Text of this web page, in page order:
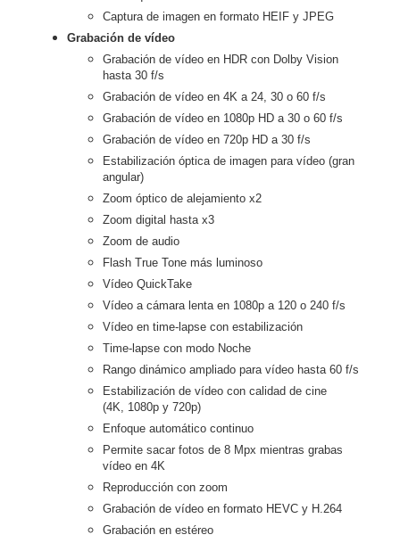
Captura de imagen en formato HEIF y JPEG
Grabación de vídeo
Grabación de vídeo en HDR con Dolby Vision
hasta 30 f/s
Grabación de vídeo en 4K a 24, 30 o 60 f/s
Grabación de vídeo en 1080p HD a 30 o 60 f/s
Grabación de vídeo en 720p HD a 30 f/s
Estabilización óptica de imagen para vídeo (gran
angular)
Zoom óptico de alejamiento x2
Zoom digital hasta x3
Zoom de audio
Flash True Tone más luminoso
Vídeo QuickTake
Vídeo a cámara lenta en 1080p a 120 o 240 f/s
Vídeo en time-lapse con estabili­zación
Time-lapse con modo Noche
Rango dinámico ampliado para vídeo hasta 60 f/s
Estabilización de vídeo con calidad de cine
(4K, 1080p y 720p)
Enfoque automático continuo
Permite sacar fotos de 8 Mpx mientras grabas
vídeo en 4K
Reproducción con zoom
Grabación de vídeo en formato HEVC y H.264
Grabación en estéreo